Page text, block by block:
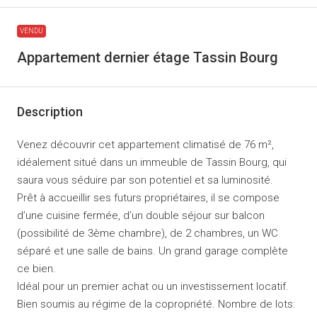
VENDU
Appartement dernier étage Tassin Bourg
Description
Venez découvrir cet appartement climatisé de 76 m²,
idéalement situé dans un immeuble de Tassin Bourg, qui
saura vous séduire par son potentiel et sa luminosité.
Prêt à accueillir ses futurs propriétaires, il se compose
d’une cuisine fermée, d’un double séjour sur balcon
(possibilité de 3ème chambre), de 2 chambres, un WC
séparé et une salle de bains. Un grand garage complète
ce bien.
Idéal pour un premier achat ou un investissement locatif.
Bien soumis au régime de la copropriété. Nombre de lots: